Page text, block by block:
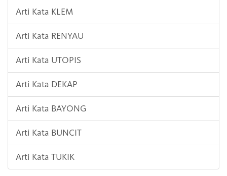
Arti Kata KLEM
Arti Kata RENYAU
Arti Kata UTOPIS
Arti Kata DEKAP
Arti Kata BAYONG
Arti Kata BUNCIT
Arti Kata TUKIK